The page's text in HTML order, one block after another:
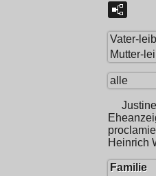
Vater-
Mutter-
alle
Heinrich
Familie